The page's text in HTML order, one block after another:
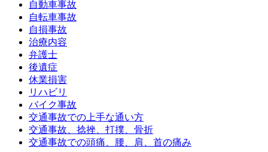
自動車事故
自転車事故
自損事故
治療内容
弁護士
後遺症
休業損害
リハビリ
バイク事故
交通事故での上手な通い方
交通事故、捻挫、打撲、骨折
交通事故での頭痛、腰、肩、首の痛み